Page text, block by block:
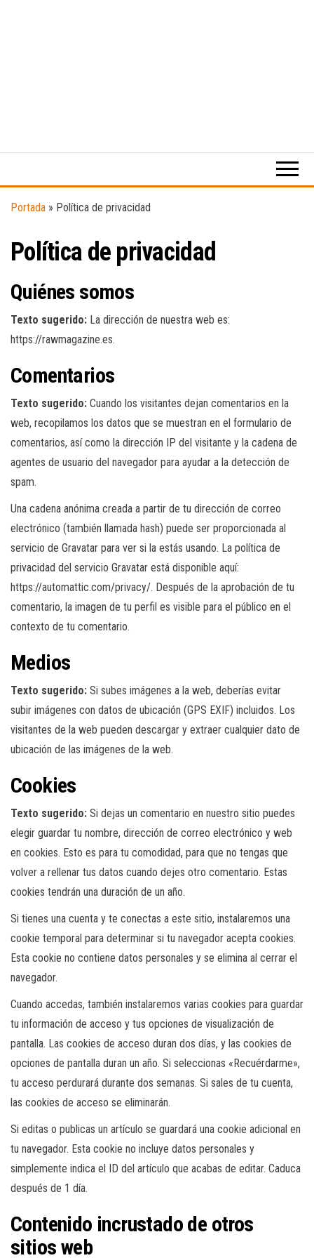
digital
música.
Portada » Política de privacidad
Política de privacidad
Quiénes somos
Texto sugerido: La dirección de nuestra web es:
https://rawmagazine.es.
Comentarios
Texto sugerido: Cuando los visitantes dejan comentarios en la
web, recopilamos los datos que se muestran en el formulario de
comentarios, así como la dirección IP del visitante y la cadena de
agentes de usuario del navegador para ayudar a la detección de
spam.
Una cadena anónima creada a partir de tu dirección de correo
electrónico (también llamada hash) puede ser proporcionada al
servicio de Gravatar para ver si la estás usando. La política de
privacidad del servicio Gravatar está disponible aquí:
https://automattic.com/privacy/. Después de la aprobación de tu
comentario, la imagen de tu perfil es visible para el público en el
contexto de tu comentario.
Medios
Texto sugerido: Si subes imágenes a la web, deberías evitar
subir imágenes con datos de ubicación (GPS EXIF) incluidos. Los
visitantes de la web pueden descargar y extraer cualquier dato de
ubicación de las imágenes de la web.
Cookies
Texto sugerido: Si dejas un comentario en nuestro sitio puedes
elegir guardar tu nombre, dirección de correo electrónico y web
en cookies. Esto es para tu comodidad, para que no tengas que
volver a rellenar tus datos cuando dejes otro comentario. Estas
cookies tendrán una duración de un año.
Si tienes una cuenta y te conectas a este sitio, instalaremos una
cookie temporal para determinar si tu navegador acepta cookies.
Esta cookie no contiene datos personales y se elimina al cerrar el
navegador.
Cuando accedas, también instalaremos varias cookies para guardar
tu información de acceso y tus opciones de visualización de
pantalla. Las cookies de acceso duran dos días, y las cookies de
opciones de pantalla duran un año. Si seleccionas «Recuérdarme»,
tu acceso perdurará durante dos semanas. Si sales de tu cuenta,
las cookies de acceso se eliminarán.
Si editas o publicas un artículo se guardará una cookie adicional en
tu navegador. Esta cookie no incluye datos personales y
simplemente indica el ID del artículo que acabas de editar. Caduca
después de 1 día.
Contenido incrustado de otros
sitios web